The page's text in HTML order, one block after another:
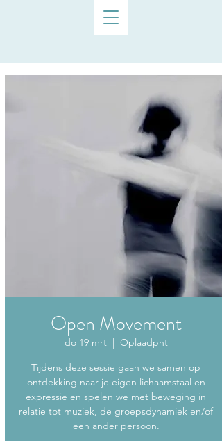
Open Movement
do 19 mrt
  |
Oplaadpnt
Tijdens deze sessie gaan we samen op
ontdekking naar je eigen lichaamstaal en
expressie en spelen we met beweging in
relatie tot muziek, de groepsdynamiek en/of
een ander persoon.